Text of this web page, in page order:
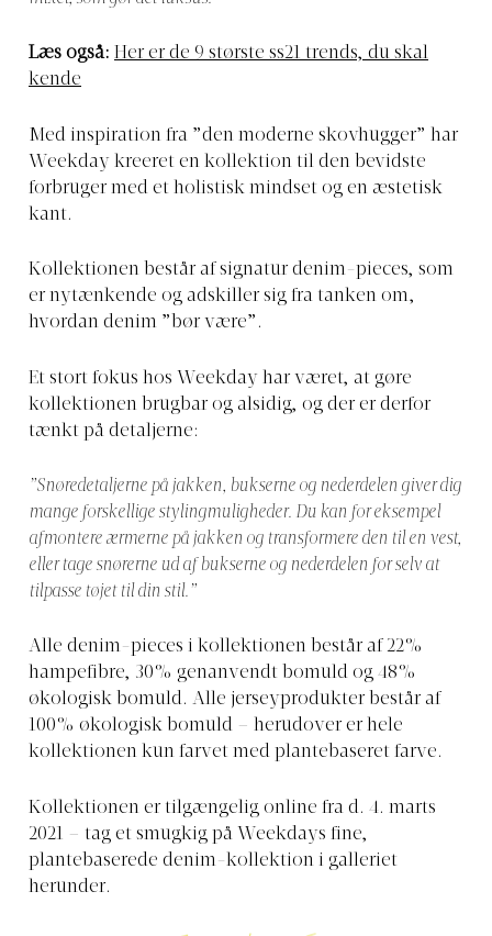
Læs også: Her er de 9 største ss21 trends, du skal
kende
Med inspiration fra ”den moderne skovhugger” har
Weekday kreeret en kollektion til den bevidste
forbruger med et holistisk mindset og en æstetisk
kant.
Kollektionen består af signatur denim-pieces, som
er nytænkende og adskiller sig fra tanken om,
hvordan denim ”bør være”.
Et stort fokus hos Weekday har været, at gøre
kollektionen brugbar og alsidig, og der er derfor
tænkt på detaljerne:
”Snøredetaljerne på jakken, bukserne og nederdelen giver dig
mange forskellige stylingmuligheder. Du kan for eksempel
afmontere ærmerne på jakken og transformere den til en vest,
eller tage snørerne ud af bukserne og nederdelen for selv at
tilpasse tøjet til din stil.”
Alle denim-pieces i kollektionen består af 22%
hampefibre, 30% genanvendt bomuld og 48%
økologisk bomuld. Alle jerseyprodukter består af
100% økologisk bomuld – herudover er hele
kollektionen kun farvet med plantebaseret farve.
Kollektionen er tilgængelig online fra d. 4. marts
2021 – tag et smugkig på Weekdays fine,
plantebaserede denim-kollektion i galleriet
herunder.